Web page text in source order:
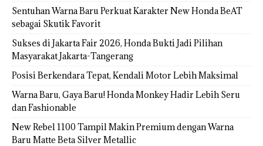
Sentuhan Warna Baru Perkuat Karakter New Honda BeAT
sebagai Skutik Favorit
Sukses di Jakarta Fair 2026, Honda Bukti Jadi Pilihan
Masyarakat Jakarta-Tangerang
Posisi Berkendara Tepat, Kendali Motor Lebih Maksimal
Warna Baru, Gaya Baru! Honda Monkey Hadir Lebih Seru
dan Fashionable
New Rebel 1100 Tampil Makin Premium dengan Warna
Baru Matte Beta Silver Metallic